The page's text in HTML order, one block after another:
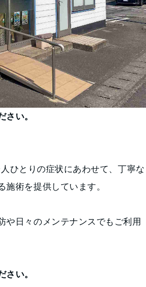
い。
ひとりの症状にあわせて、丁寧な
術を提供しています。
や日々のメンテナンスでもご利用
い。